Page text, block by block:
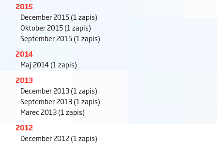
2015
December 2015(1 zapis)
Oktober 2015(1 zapis)
September 2015(1 zapis)
2014
Maj 2014(1 zapis)
2013
December 2013(1 zapis)
September 2013(1 zapis)
Marec 2013(1 zapis)
2012
December 2012(1 zapis)